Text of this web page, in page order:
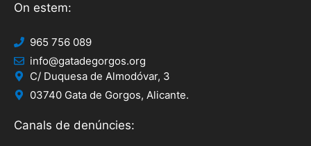
On estem:
965 756 089
info@gatadegorgos.org
C/ Duquesa de Almodóvar, 3
03740 Gata de Gorgos, Alicante.
Canals de denúncies: